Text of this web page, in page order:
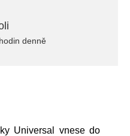
denně
Universal vnese do